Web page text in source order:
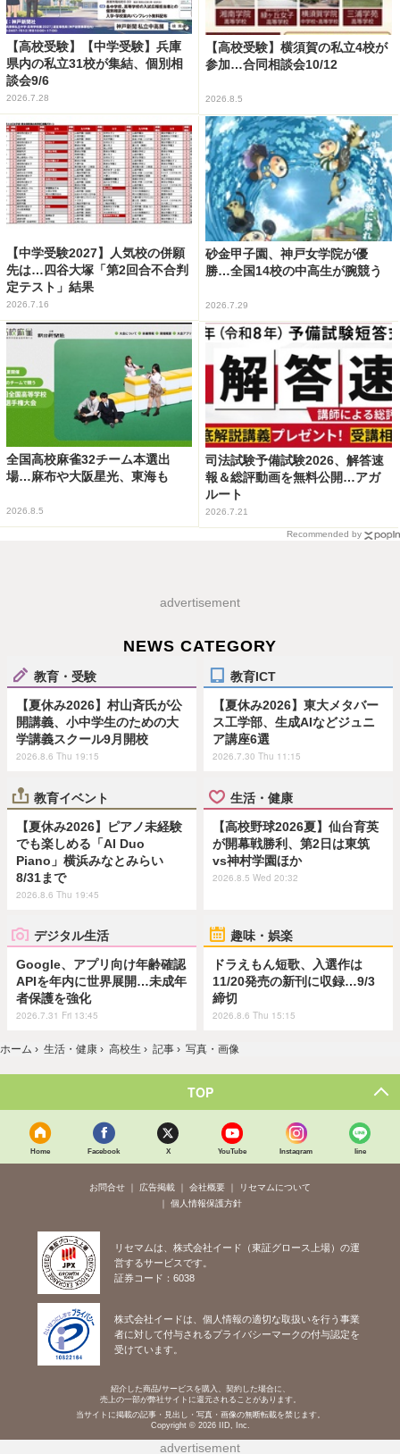
【高校受験】【中学受験】兵庫
県内の私立31校が集結、個別相
談会9/6
2026.7.28
【高校受験】横須賀の私立4校が
参加…合同相談会10/12
2026.8.5
【中学受験2027】人気校の併願
先は…四谷大塚「第2回合不合判
定テスト」結果
2026.7.16
砂金甲子園、神戸女学院が優
勝…全国14校の中高生が腕競う
2026.7.29
全国高校麻雀32チーム本選出
場…麻布や大阪星光、東海も
2026.8.5
司法試験予備試験2026、解答速
報＆総評動画を無料公開…アガ
ルート
2026.7.21
Recommended by
advertisement
NEWS CATEGORY
教育・受験
【夏休み2026】村山斉氏が公
開講義、小中学生のための大
学講義スクール9月開校
2026.8.6 Thu 19:15
教育ICT
【夏休み2026】東大メタバー
ス工学部、生成AIなどジュニ
ア講座6選
2026.7.30 Thu 11:15
教育イベント
【夏休み2026】ピアノ未経験
でも楽しめる「AI Duo
Piano」横浜みなとみらい
8/31まで
2026.8.6 Thu 19:45
生活・健康
【高校野球2026夏】仙台育英
が開幕戦勝利、第2日は東筑
vs神村学園ほか
2026.8.5 Wed 20:32
デジタル生活
Google、アプリ向け年齢確認
APIを年内に世界展開…未成年
者保護を強化
2026.7.31 Fri 13:45
趣味・娯楽
ドラえもん短歌、入選作は
11/20発売の新刊に収録…9/3
締切
2026.8.6 Thu 15:15
ホーム › 生活・健康 › 高校生 › 記事 › 写真・画像
TOP
Home Facebook X YouTube Instagram line
お問合せ 広告掲載 会社概要
リセマムについて
個人情報保護方針
リセマムは、株式会社イード（東証グロース上場）の運
営するサービスです。
証券コード：6038
株式会社イードは、個人情報の適切な取扱いを行う事業
者に対して付与されるプライバシーマークの付与認定を
受けています。
紹介した商品/サービスを購入、契約した場合に、
売上の一部が弊社サイトに還元されることがあります。
当サイトに掲載の記事・見出し・写真・画像の無断転載を禁じます。
Copyright © 2026 IID, Inc.
advertisement